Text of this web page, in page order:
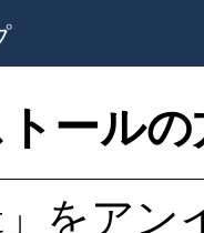
ールの
」をア